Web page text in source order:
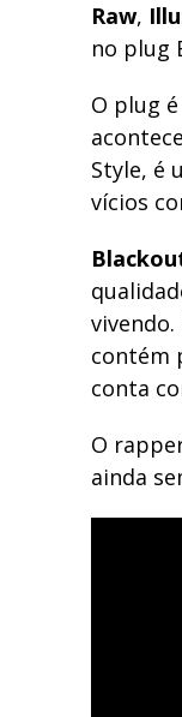
Raw,
no plug
O plug
Style, é
vícios
vivendo.
contém
conta
O
ainda